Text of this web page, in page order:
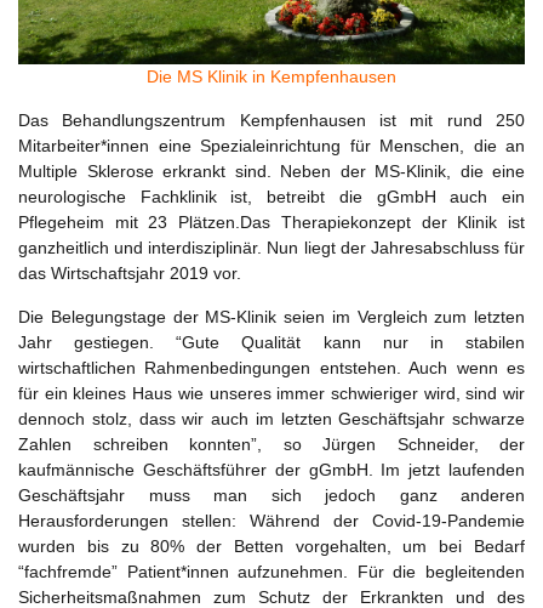
Die MS Klinik in Kempfenhausen
Das Behandlungszentrum Kempfenhausen ist mit rund 250
Mitarbeiter*innen eine Spezialeinrichtung für Menschen, die an
Multiple Sklerose erkrankt sind. Neben der MS-Klinik, die eine
neurologische Fachklinik ist, betreibt die gGmbH auch ein
Pflegeheim mit 23 Plätzen.Das Therapiekonzept der Klinik ist
ganzheitlich und interdisziplinär. Nun liegt der Jahresabschluss für
das Wirtschaftsjahr 2019 vor.
Die Belegungstage der MS-Klinik seien im Vergleich zum letzten
Jahr gestiegen. “Gute Qualität kann nur in stabilen
wirtschaftlichen Rahmenbedingungen entstehen. Auch wenn es
für ein kleines Haus wie unseres immer schwieriger wird, sind wir
dennoch stolz, dass wir auch im letzten Geschäftsjahr schwarze
Zahlen schreiben konnten”, so Jürgen Schneider, der
kaufmännische Geschäftsführer der gGmbH. Im jetzt laufenden
Geschäftsjahr muss man sich jedoch ganz anderen
Herausforderungen stellen: Während der Covid-19-Pandemie
wurden bis zu 80% der Betten vorgehalten, um bei Bedarf
“fachfremde” Patient*innen aufzunehmen. Für die begleitenden
Sicherheitsmaßnahmen zum Schutz der Erkrankten und des